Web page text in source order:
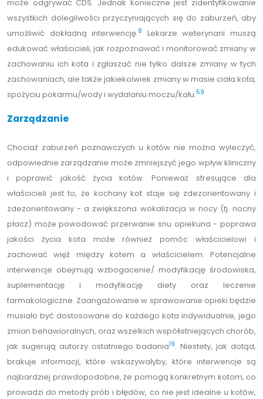
może odgrywać CDS. Jednak konieczne jest zidentyfikowanie
wszystkich dolegliwości przyczyniających się do zaburzeń, aby
umożliwić dokładną interwencję.8
Lekarze weterynarii muszą
edukować właścicieli, jak rozpoznawać i monitorować zmiany w
zachowaniu ich kota i zgłaszać nie tylko dalsze zmiany w tych
zachowaniach, ale także jakiekolwiek zmiany w masie ciała kota,
spożyciu pokarmu/wody i wydalaniu moczu/kału.59
Zarządzanie
Chociaż zaburzeń poznawczych u kotów nie można wyleczyć,
odpowiednie zarządzanie może zmniejszyć jego wpływ kliniczny
i poprawić jakość życia kotów. Ponieważ stresujące dla
właścicieli jest to, że kochany kot staje się zdezorientowany i
zdezorientowany - a zwiększona wokalizacja w nocy (tj. nocny
płacz) może powodować przerwanie snu opiekuna - poprawa
jakości życia kota może również pomóc właścicielowi i
zachować więź między kotem a właścicielem. Potencjalne
interwencje obejmują wzbogacenie/ modyfikację środowiska,
suplementację i modyfikację diety oraz leczenie
farmakologiczne. Zaangażowanie w sprawowanie opieki będzie
musiało być dostosowane do każdego kota indywidualnie, jego
zmian behawioralnych, oraz wszelkich współistniejących chorób,
jak sugerują autorzy ostatniego badania19. Niestety, jak dotąd,
brakuje informacji, które wskazywałyby, które interwencje są
najbardziej prawdopodobne, że pomogą konkretnym kotom, co
prowadzi do metody prób i błędów, co nie jest idealne u kotów,